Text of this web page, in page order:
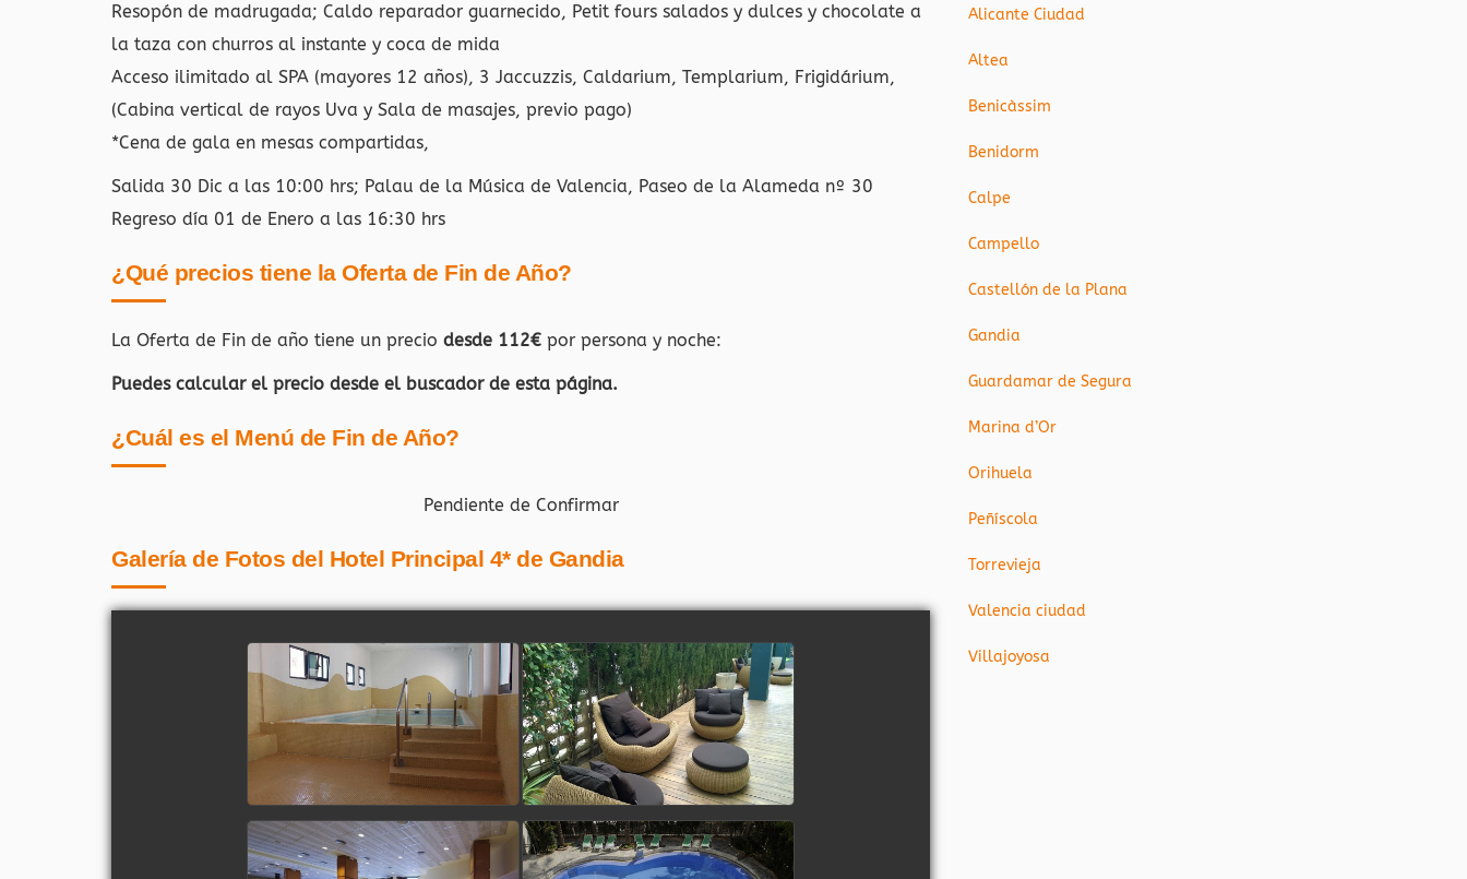
Resopón de madrugada; Caldo reparador guarnecido, Petit fours salados y dulces y chocolate a
la taza con churros al instante y coca de mida
Acceso ilimitado al SPA (mayores 12 años), 3 Jaccuzzis, Caldarium, Templarium, Frigidárium,
(Cabina vertical de rayos Uva y Sala de masajes, previo pago)
*Cena de gala en mesas compartidas,
Salida 30 Dic a las 10:00 hrs; Palau de la Música de Valencia, Paseo de la Alameda nº 30
Regreso día 01 de Enero a las 16:30 hrs
¿Qué precios tiene la Oferta de Fin de Año?
La Oferta de Fin de año tiene un precio desde 112€ por persona y noche:
Puedes calcular el precio desde el buscador de esta página.
¿Cuál es el Menú de Fin de Año?
Pendiente de Confirmar
Galería de Fotos del Hotel Principal 4* de Gandia
Alicante Ciudad
Altea
Benicàssim
Benidorm
Calpe
Campello
Castellón de la Plana
Gandia
Guardamar de Segura
Marina d’Or
Orihuela
Peñíscola
Torrevieja
Valencia ciudad
Villajoyosa